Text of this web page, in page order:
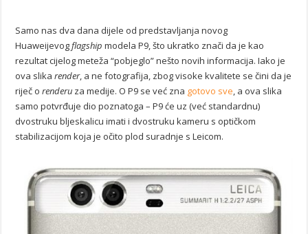
Samo nas dva dana dijele od predstavljanja novog
Huaweijevogflagship modela P9, što ukratko znači da je kao
rezultat cijelog meteža “pobjeglo” nešto novih informacija. Iako je
ova slikarender, a ne fotografija, zbog visoke kvalitete se čini da je
riječ orenderu za medije. O P9 se već zna gotovo sve, a ova slika
samo potvrđuje dio poznatoga – P9 će uz (već standardnu)
dvostruku bljeskalicu imati i dvostruku kameru s optičkom
stabilizacijom koja je očito plod suradnje s Leicom.